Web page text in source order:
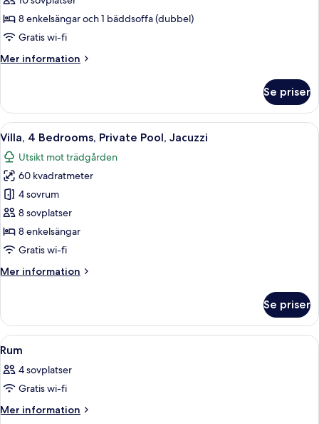
-
4
-
8 enkelsängar och 1 bäddsoffa (dubbel)
Gratis wi-fi
Mer information
Mer
Deluxe
4
sovrum
privat
pool
Se priser
Öppna
alla
foton
för
Villa,
4
Bedrooms,
Private
Jacuzzi
Ett sovrum med en säng, ett
8
Villa, 4 Bedrooms, Private Pool, Jacuzzi
Utsikt mot trädgården
60 kvadratmeter
4 sovrum
8 sovplatser
8 enkelsängar
Gratis wi-fi
Mer information
Mer
4
Bedrooms,
Private
Jacuzzi
Se priser
Öppna
alla
foton
för
Rum
Ett hotellrum med två sängar, ett
11
Rum
4 sovplatser
Gratis wi-fi
Mer information
Mer